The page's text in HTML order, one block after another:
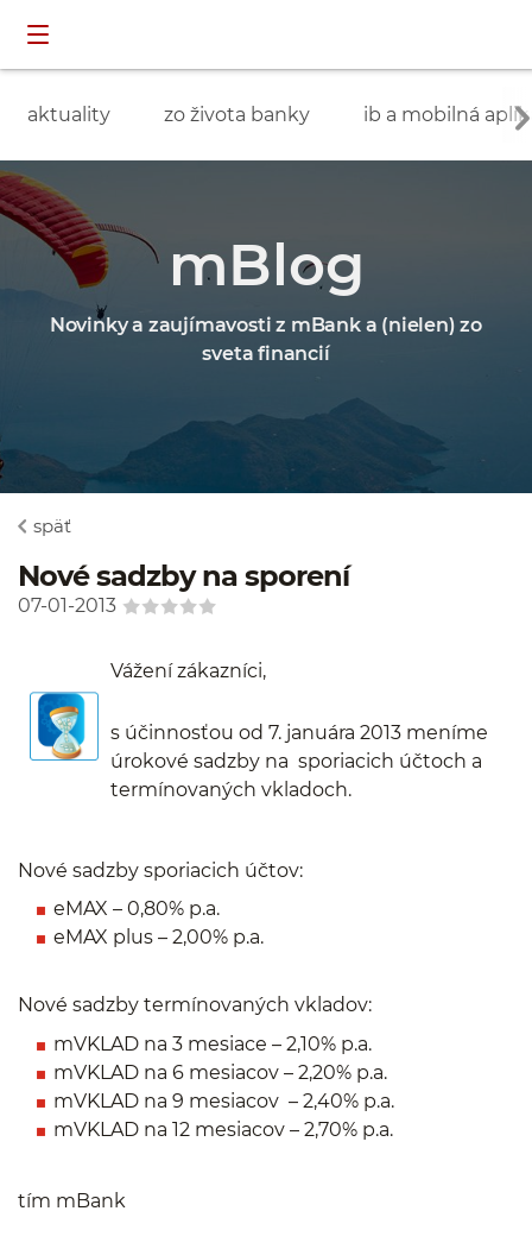
aktuality zo života banky ib a mobilná
mBlog
Novinky a zaujímavosti z mBank a (nielen) zo
sveta financií
späť
Nové sadzby na sporení
07-01-2013
Vážení zákazníci,
s účinnosťou od 7. januára 2013 meníme
úrokové sadzby na sporiacich účtoch a
termínovaných vkladoch.
Nové sadzby sporiacich účtov:
eMAX – 0,80% p.a.
eMAX plus – 2,00% p.a.
Nové sadzby termínovaných vkladov:
mVKLAD na 3 mesiace – 2,10% p.a.
mVKLAD na 6 mesiacov – 2,20% p.a.
mVKLAD na 9 mesiacov – 2,40% p.a.
mVKLAD na 12 mesiacov – 2,70% p.a.
tím mBank